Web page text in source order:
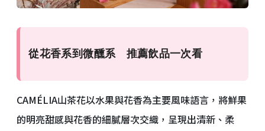
從花香系到微醺系 推薦飲品一次看
CAMÉLIA山茶花以水果與花香為主要風味語言，將鮮果
的明亮甜感與花香的細膩層次交織，呈現出清新、柔